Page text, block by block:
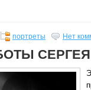
портреты Нет